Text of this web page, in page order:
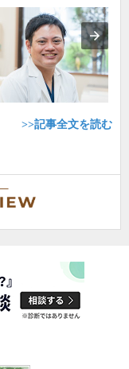
>>記事全文を読む